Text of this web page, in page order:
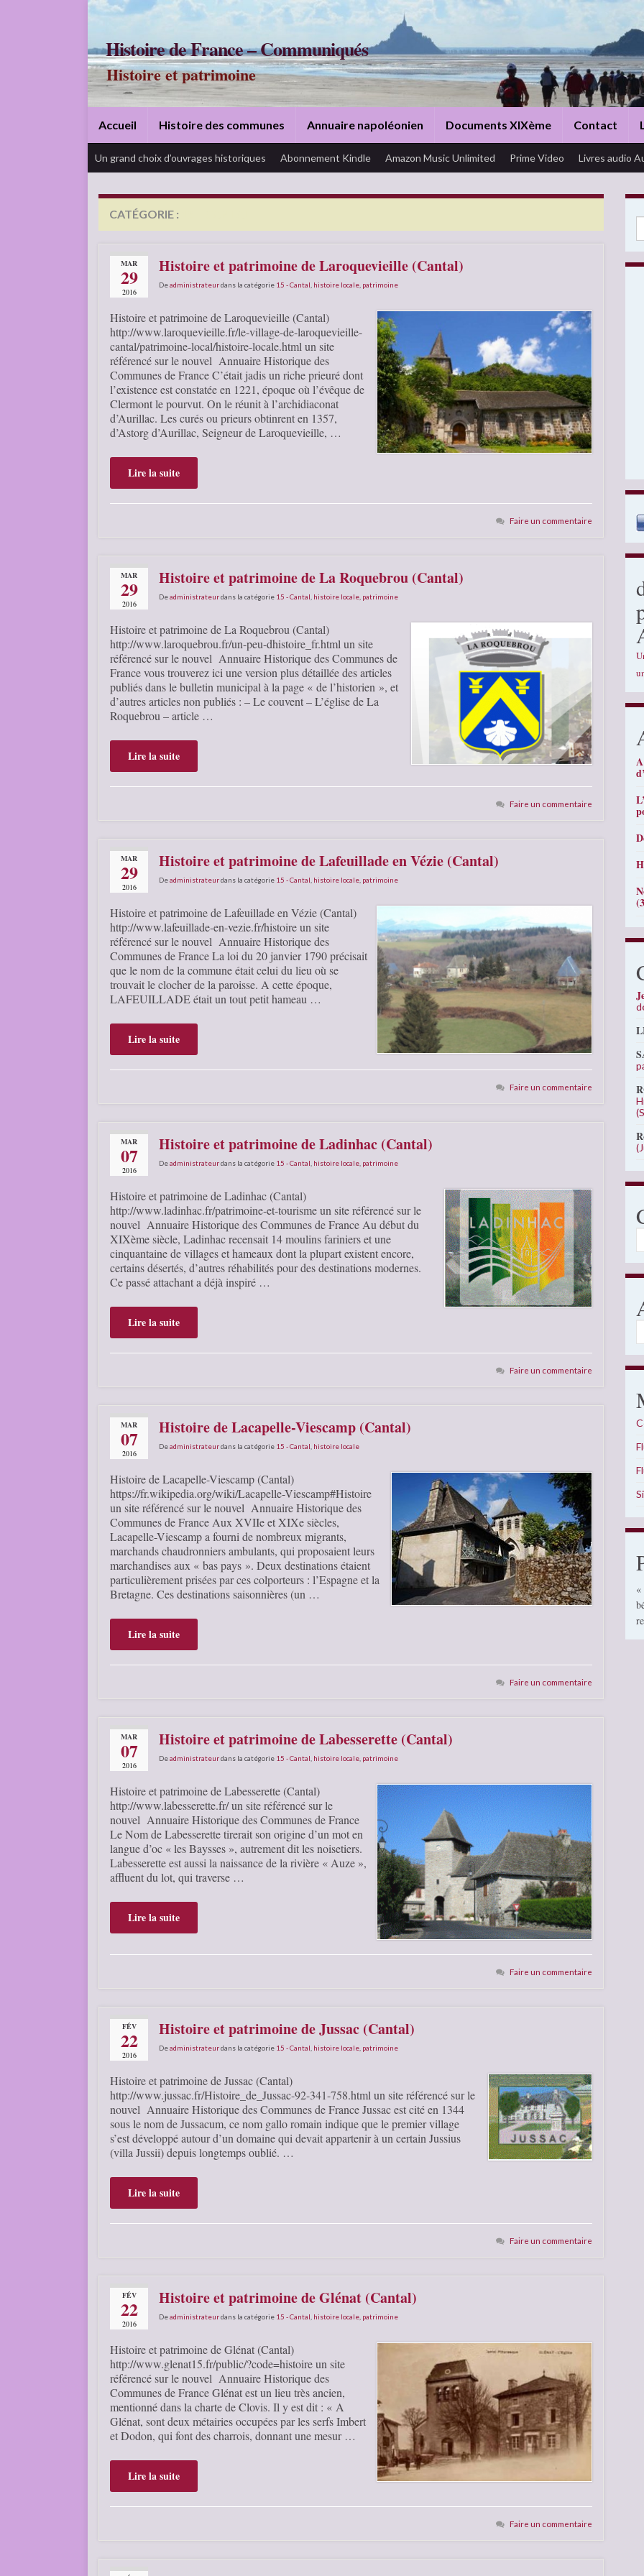
Histoire de France – Communiqués
Histoire et patrimoine
Accueil Histoire des communes Annuaire napoléonien Documents XIXème Contact
Un grand choix d’ouvrages historiques Abonnement Kindle Amazon Music Unlimited Prime Video Livres audio
CATÉGORIE :
MAR
29
2016
Histoire et patrimoine de Laroquevieille (Cantal)
Deadministrateurdans la catégorie 15 - Cantal histoire locale patrimoine
Histoire et patrimoine de Laroquevieille (Cantal)
http://www.laroquevieille.fr/le-village-de-laroquevieille-
cantal/patrimoine-local/histoire-locale.html un site
référencé sur le nouvel Annuaire Historique des
Communes de France C’était jadis un riche prieuré dont
l’existence est constatée en 1221, époque où l’évêque de
Clermont le pourvut. On le réunit à l’archidiaconat
d’Aurillac. Les curés ou prieurs obtinrent en 1357,
d’Astorg d’Aurillac, Seigneur de Laroquevieille, …
Lire la suite
Faire un commentaire
MAR
29
2016
Histoire et patrimoine de La Roquebrou (Cantal)
Deadministrateurdans la catégorie 15 - Cantal histoire locale patrimoine
Histoire et patrimoine de La Roquebrou (Cantal)
http://www.laroquebrou.fr/un-peu-dhistoire_fr.html un site
référencé sur le nouvel Annuaire Historique des Communes de
France vous trouverez ici une version plus détaillée des articles
publiés dans le bulletin municipal à la page « de l’historien », et
d’autres articles non publiés : – Le couvent – L’église de La
Roquebrou – article …
Lire la suite
Faire un commentaire
MAR
29
2016
Histoire et patrimoine de Lafeuillade en Vézie (Cantal)
Deadministrateurdans la catégorie 15 - Cantal histoire locale patrimoine
Histoire et patrimoine de Lafeuillade en Vézie (Cantal)
http://www.lafeuillade-en-vezie.fr/histoire un site
référencé sur le nouvel Annuaire Historique des
Communes de France La loi du 20 janvier 1790 précisait
que le nom de la commune était celui du lieu où se
trouvait le clocher de la paroisse. A cette époque,
LAFEUILLADE était un tout petit hameau …
Lire la suite
Faire un commentaire
MAR
07
2016
Histoire et patrimoine de Ladinhac (Cantal)
Deadministrateurdans la catégorie 15 - Cantal histoire locale patrimoine
Histoire et patrimoine de Ladinhac (Cantal)
http://www.ladinhac.fr/patrimoine-et-tourisme un site référencé sur le
nouvel Annuaire Historique des Communes de France Au début du
XIXème siècle, Ladinhac recensait 14 moulins fariniers et une
cinquantaine de villages et hameaux dont la plupart existent encore,
certains désertés, d’autres réhabilités pour des destinations modernes.
Ce passé attachant a déjà inspiré …
Lire la suite
Faire un commentaire
MAR
07
2016
Histoire de Lacapelle-Viescamp (Cantal)
Deadministrateurdans la catégorie 15 - Cantal histoire locale
Histoire de Lacapelle-Viescamp (Cantal)
https://fr.wikipedia.org/wiki/Lacapelle-Viescamp#Histoire
un site référencé sur le nouvel Annuaire Historique des
Communes de France Aux XVIIe et XIXe siècles,
Lacapelle-Viescamp a fourni de nombreux migrants,
marchands chaudronniers ambulants, qui proposaient leurs
marchandises aux « bas pays ». Deux destinations étaient
particulièrement prisées par ces colporteurs : l’Espagne et la
Bretagne. Ces destinations saisonnières (un …
Lire la suite
Faire un commentaire
MAR
07
2016
Histoire et patrimoine de Labesserette (Cantal)
Deadministrateurdans la catégorie 15 - Cantal histoire locale patrimoine
Histoire et patrimoine de Labesserette (Cantal)
http://www.labesserette.fr/ un site référencé sur le
nouvel Annuaire Historique des Communes de France
Le Nom de Labesserette tirerait son origine d’un mot en
langue d’oc « les Baysses », autrement dit les noisetiers.
Labesserette est aussi la naissance de la rivière « Auze »,
affluent du lot, qui traverse …
Lire la suite
Faire un commentaire
FÉV
22
2016
Histoire et patrimoine de Jussac (Cantal)
Deadministrateurdans la catégorie 15 - Cantal histoire locale patrimoine
Histoire et patrimoine de Jussac (Cantal)
http://www.jussac.fr/Histoire_de_Jussac-92-341-758.html un site référencé sur le
nouvel Annuaire Historique des Communes de France Jussac est cité en 1344
sous le nom de Jussacum, ce nom gallo romain indique que le premier village
s’est développé autour d’un domaine qui devait appartenir à un certain Jussius
(villa Jussii) depuis longtemps oublié. …
Lire la suite
Faire un commentaire
FÉV
22
2016
Histoire et patrimoine de Glénat (Cantal)
Deadministrateurdans la catégorie 15 - Cantal histoire locale patrimoine
Histoire et patrimoine de Glénat (Cantal)
http://www.glenat15.fr/public/?code=histoire un site
référencé sur le nouvel Annuaire Historique des
Communes de France Glénat est un lieu très ancien,
mentionné dans la charte de Clovis. Il y est dit : « A
Glénat, sont deux métairies occupées par les serfs Imbert
et Dodon, qui font des charrois, donnant une mesur …
Lire la suite
Faire un commentaire